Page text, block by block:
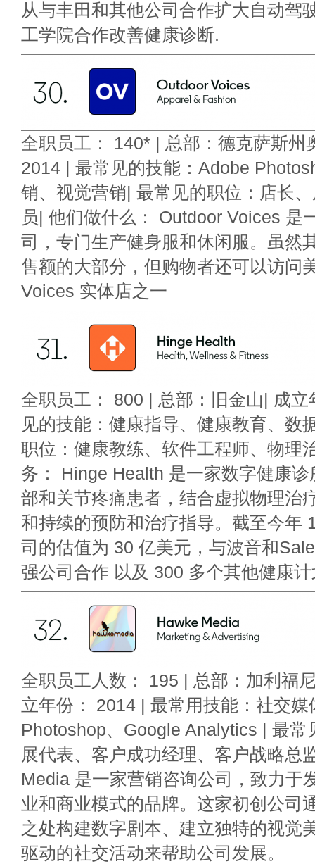
从与丰田和其他公司合作扩大自动驾
工学院合作改善健康诊断.
全职员工： 140* | 总部：德克萨斯州
2014 | 最常见的技能：Adobe
销、视觉营销| 最常见的职位：店长
员| 他们做什么： Outdoor Voices 是
司，专门生产健身服和休闲服。虽然
售额的大部分，但购物者还可以访问
Voices 实体店之一
全职员工： 800 | 总部：旧金山| 成
见的技能：健康指导、健康教育、数
职位：健康教练、软件工程师、物理
务： Hinge Health 是一家数字健康
部和关节疼痛患者，结合虚拟物理治
和持续的预防和治疗指导。截至今年
司的估值为 30 亿美元，与波音和
强公司合作 以及 300 多个其他健康
全职员工人数： 195 | 总部：加利福
立年份： 2014 | 最常用技能：社交
Photoshop、Google Analytics | 最常
展代表、客户成功经理、客户战略总
Media 是一家营销咨询公司，致力于
业和商业模式的品牌。这家初创公司
之处构建数字剧本、建立独特的视觉
驱动的社交活动来帮助公司发展。